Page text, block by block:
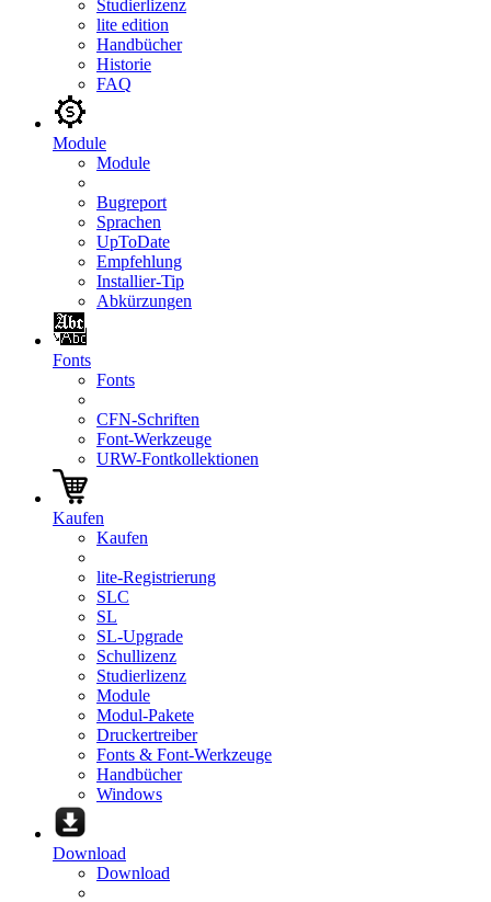
Studierlizenz
lite edition
Handbücher
Historie
FAQ
Module
Module
Bugreport
Sprachen
UpToDate
Empfehlung
Installier-Tip
Abkürzungen
Fonts
Fonts
CFN-Schriften
Font-Werkzeuge
URW-Fontkollektionen
Kaufen
Kaufen
lite-Registrierung
SLC
SL
SL-Upgrade
Schullizenz
Studierlizenz
Module
Modul-Pakete
Druckertreiber
Fonts & Font-Werkzeuge
Handbücher
Windows
Download
Download